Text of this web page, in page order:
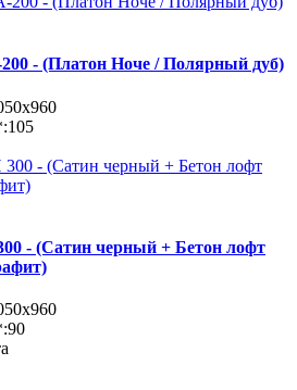
- (Платон Ноче / Полярный дуб)
105
- (Сатин черный + Бетон лофт
90